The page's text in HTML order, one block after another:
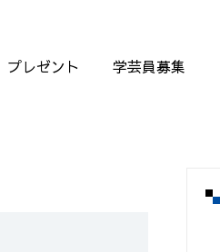
プレゼント 学芸員募集